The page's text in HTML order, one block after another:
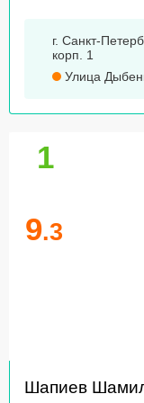
г. Санкт-
корп. 1
Улица
1
9.3
Шапиев